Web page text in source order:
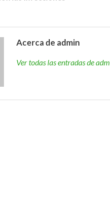
Acerca de admin
Ver todas las entradas de